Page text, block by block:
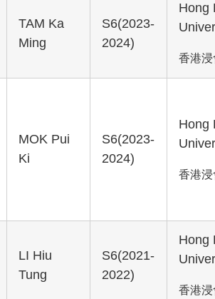
TAM Ka
Ming
S6(2023-
2024)
Hong
香港
MOK Pui
Ki
S6(2023-
2024)
Hong
香港
LI Hiu
Tung
S6(2021-
2022)
Hong
香港